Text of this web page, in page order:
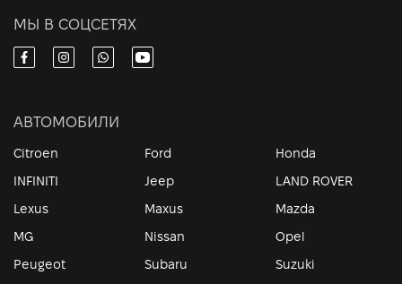
МЫ В СОЦСЕТЯХ
АВТОМОБИЛИ
Citroen Ford
Honda
INFINITI
Jeep
LAND ROVER
Lexus
Maxus
Mazda
MG
Nissan
Opel
Peugeot
Subaru
Suzuki